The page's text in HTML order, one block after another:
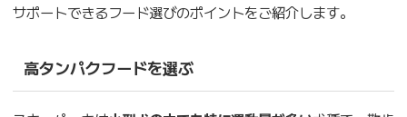
サポートできるフード選びのポイントをご紹介します。
高タンパクフードを選ぶ